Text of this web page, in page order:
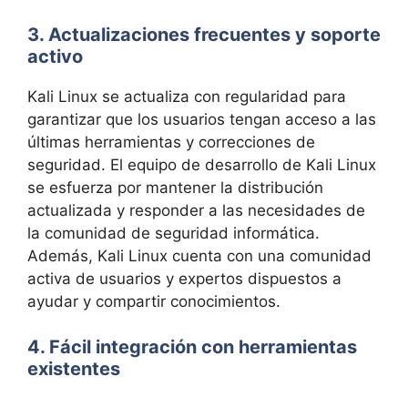
3. Actualizaciones frecuentes y soporte
activo
Kali Linux se actualiza con regularidad para
garantizar que los usuarios tengan acceso a las
últimas herramientas y correcciones de
seguridad. El equipo de desarrollo de Kali Linux
se esfuerza por mantener la distribución
actualizada y responder a las necesidades de
la comunidad de seguridad informática.
Además, Kali Linux cuenta con una comunidad
activa de usuarios y expertos dispuestos a
ayudar y compartir conocimientos.
4. Fácil integración con herramientas
existentes